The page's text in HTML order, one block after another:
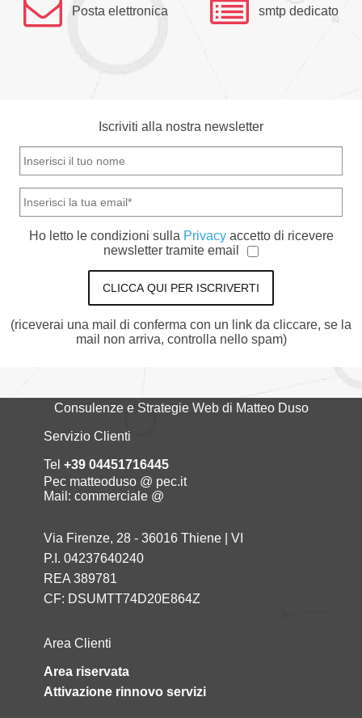
Posta elettronica smtp dedicato
Iscriviti alla nostra newsletter
Ho letto le condizioni sulla Privacy accetto di ricevere
newsletter tramite email
CLICCA QUI PER ISCRIVERTI
(riceverai una mail di conferma con un link da cliccare, se la
mail non arriva, controlla nello spam)
Consulenze e Strategie Web di Matteo Duso
Servizio Clienti
Tel +39 04451716445
Pec matteoduso @ pec.it
Mail: commerciale @
Via Firenze, 28 - 36016 Thiene | VI
P.I. 04237640240
REA 389781
CF: DSUMTT74D20E864Z
Area Clienti
Area riservata
Attivazione rinnovo servizi